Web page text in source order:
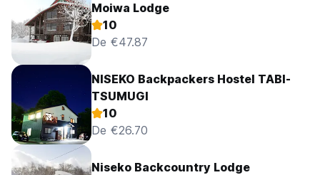
Moiwa Lodge
10
De €47.87
NISEKO Backpackers Hostel TABI-
TSUMUGI
10
De €26.70
Niseko Backcountry Lodge